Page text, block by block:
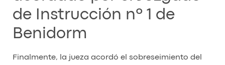
de Instrucción nº 1 de
Benidorm
Finalmente, la jueza acordó el sobreseimiento del